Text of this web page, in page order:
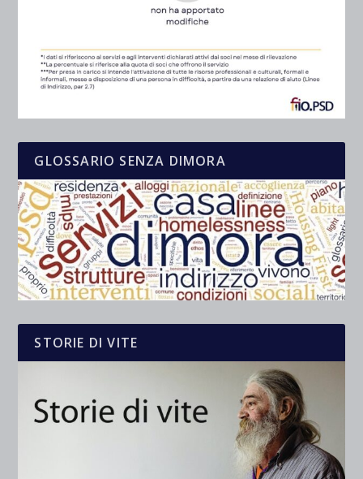
GLOSSARIO SENZA DIMORA
STORIE DI VITE